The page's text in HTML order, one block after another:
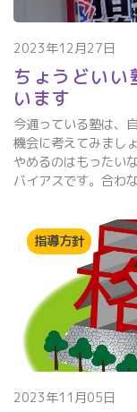
2023年12月27日
ちょうどい
います
今通っている塾は、
機会に考えてみまし
やめるのはもったい
バイアスです。合わ
指導方針
2023年11月05日